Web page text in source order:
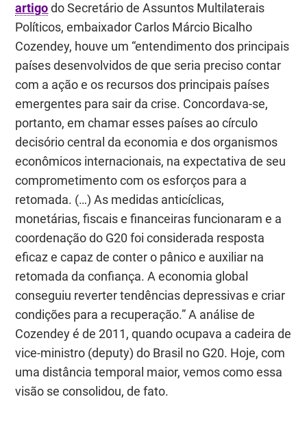
artigodo Secretário de Assuntos Multilaterais
Políticos, embaixador Carlos Márcio Bicalho
Cozendey, houve um “entendimento dos principais
países desenvolvidos de que seria preciso contar
com a ação e os recursos dos principais países
emergentes para sair da crise. Concordava-se,
portanto, em chamar esses países ao círculo
decisório central da economia e dos organismos
econômicos internacionais, na expectativa de seu
comprometimento com os esforços para a
retomada. (…) As medidas anticíclicas,
monetárias, fiscais e financeiras funcionaram e a
coordenação do G20 foi considerada resposta
eficaz e capaz de conter o pânico e auxiliar na
retomada da confiança. A economia global
conseguiu reverter tendências depressivas e criar
condições para a recuperação.”A análise de
Cozendey é de 2011, quando ocupava a cadeira de
vice-ministro (deputy) do Brasil no G20. Hoje, com
uma distância temporal maior, vemos como essa
visão se consolidou, de fato.